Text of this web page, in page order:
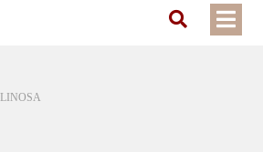
LINOSA